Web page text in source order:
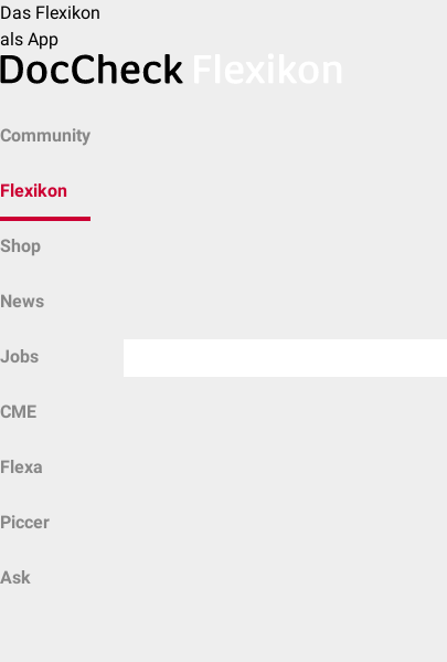
Das Flexikon
als App
Community
Flexikon
Shop
News
Jobs
CME
Flexa
Piccer
Ask